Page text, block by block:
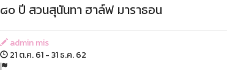
๘๐ ปี สวนสุนันทา ฮาล์ฟ มาราธอน
admin mis
21 ต.ค. 61 - 31 ธ.ค. 62